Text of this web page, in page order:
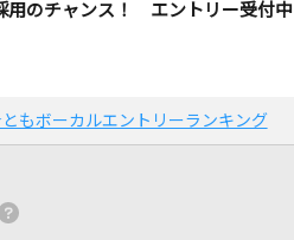
用のチャンス！ エントリー受付中
もボーカルエントリーランキング